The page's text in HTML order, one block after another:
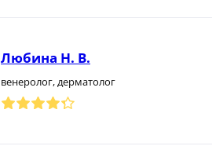
Любина Н. В.
венеролог, дерматолог